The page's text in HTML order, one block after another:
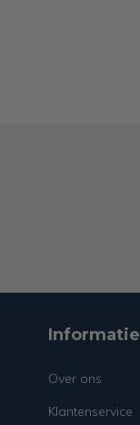
Informatie
Over ons
Klantenservice